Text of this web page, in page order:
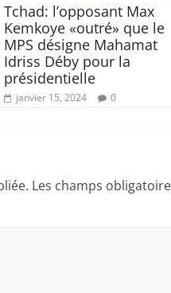
Tchad: l’opposant Max
Kemkoye «outré» que le
MPS désigne Mahamat
Idriss Déby pour la
présidentielle
janvier 15, 2024 0
Les champs